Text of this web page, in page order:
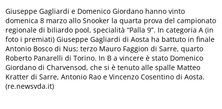
Giuseppe Gagliardi e Domenico Giordano hanno vinto
domenica 8 marzo allo Snooker la quarta prova del campionato
regionale di biliardo pool, specialità “Palla 9”. In categoria A (in
foto i premiati) Giuseppe Gagliardi di Aosta ha battuto in finale
Antonio Bosco di Nus; terzo Mauro Faggion di Sarre, quarto
Roberto Panarelli di Torino. In B a vincere è stato Domenico
Giordano di Charvensod, che si è tenuto alle spalle Matteo
Kratter di Sarre, Antonio Rao e Vincenzo Cosentino di Aosta.
(re.newsvda.it)